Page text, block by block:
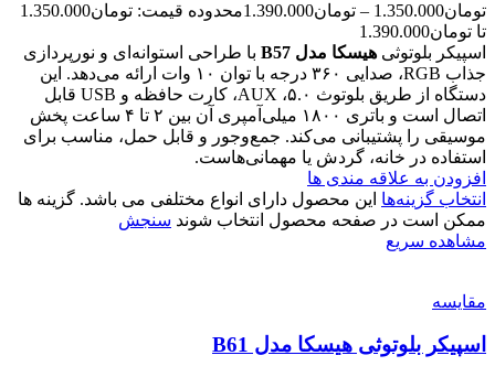
تومان1.350.000
– تومان1.390.000
محدوده قیمت: تومان1.350.000
تا تومان1.390.000
اسپیکر بلوتوثی هیسکا مدل B57
با طراحی استوانه‌ای و نورپردازی
جذاب RGB، صدایی ۳۶۰ درجه با توان ۱۰ وات ارائه می‌دهد. این
دستگاه از طریق بلوتوث ۵.۰، AUX، کارت حافظه و USB قابل
اتصال است و باتری ۱۸۰۰ میلی‌آمپری آن بین ۲ تا ۴ ساعت پخش
موسیقی را پشتیبانی می‌کند. جمع‌وجور و قابل حمل، مناسب برای
استفاده در خانه، گردش یا مهمانی‌هاست.
افزودن به علاقه مندی ها
انتخاب گزینه‌ها این محصول دارای انواع مختلفی می باشد. گزینه ها
ممکن است در صفحه محصول انتخاب شوند سنجش
مشاهده سریع
مقایسه
اسپیکر بلوتوثی هیسکا مدل B61